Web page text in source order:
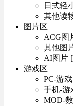
日式轻
其他读
图片区
ACG图
其他图
AI图片
游戏区
PC-游戏
手机-游
MOD-